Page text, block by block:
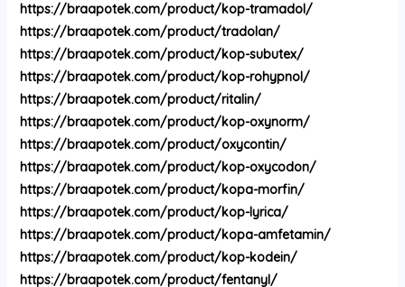
https://braapotek.com/product/kop-tramadol/
https://braapotek.com/product/tradolan/
https://braapotek.com/product/kop-subutex/
https://braapotek.com/product/kop-rohypnol/
https://braapotek.com/product/ritalin/
https://braapotek.com/product/kop-oxynorm/
https://braapotek.com/product/oxycontin/
https://braapotek.com/product/kop-oxycodon/
https://braapotek.com/product/kopa-morfin/
https://braapotek.com/product/kop-lyrica/
https://braapotek.com/product/kopa-amfetamin/
https://braapotek.com/product/kop-kodein/
https://braapotek.com/product/fentanyl/